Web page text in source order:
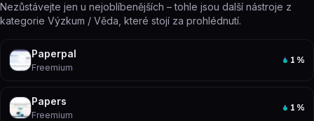
Nezůstávejte jen u nejoblíbenějších – tohle jsou další nástroje z
kategorie Výzkum / Věda, které stojí za prohlédnutí.
Paperpal
Freemium
1 %
Papers
Freemium
1 %